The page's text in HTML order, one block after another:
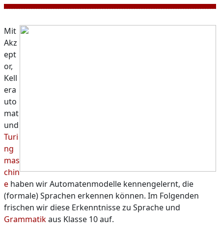
Mit
Akz
ept
or,
Kell
era
uto
mat
und
Turi
ng
mas
chin
e haben wir Automatenmodelle kennengelernt, die
(formale) Sprachen erkennen können. Im Folgenden
frischen wir diese Erkenntnisse zu Sprache und
Grammatikaus Klasse 10 auf.